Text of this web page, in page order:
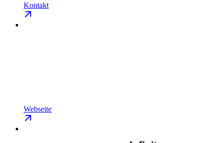
Kontakt
Webseite